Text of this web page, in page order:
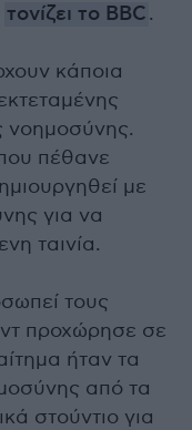
τονίζει το BBC.
κάποια
νοημοσύνης.
πέθανε
με
για να
ταινία.
τους
προχώρησε σε
ήταν τα
από τα
στούντιο για